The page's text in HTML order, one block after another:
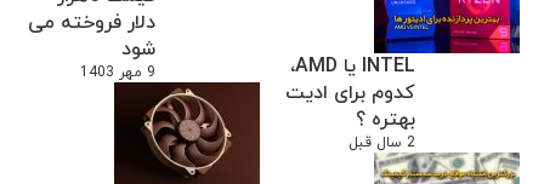
دلار فروخته می
شود
9 مهر 1403
INTEL یا AMD،
کدوم برای ادیت
بهتره ؟
2 سال قبل